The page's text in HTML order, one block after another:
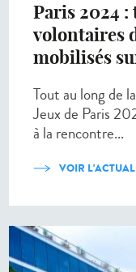
Paris 2024
volontaires
mobilisés
Tout au long de
Jeux de Paris
à la rencontre...
VOIR